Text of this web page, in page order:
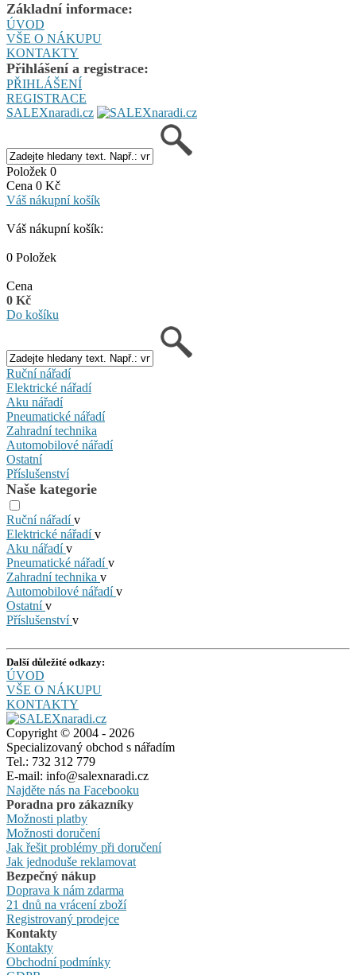
Základní informace:
ÚVOD
VŠE O NÁKUPU
KONTAKTY
Přihlášení a registrace:
PŘIHLÁŠENÍ
REGISTRACE
SALEXnaradi.cz
Položek 0
Cena 0 Kč
Váš nákupní košík
Váš nákupní košík:
0 Položek
Cena
0 Kč
Do košíku
Ruční nářadí
Elektrické nářadí
Aku nářadí
Pneumatické nářadí
Zahradní technika
Automobilové nářadí
Ostatní
Příslušenství
Naše kategorie
Ruční nářadív
Elektrické nářadív
Aku nářadív
Pneumatické nářadív
Zahradní technika v
Automobilové nářadív
Ostatnív
Příslušenstvív
Další důležité odkazy:
ÚVOD
VŠE O NÁKUPU
KONTAKTY
Copyright © 2004 - 2026
Specializovaný obchod s nářadím
Tel.: 732 312 779
E-mail: info@salexnaradi.cz
Najděte nás na Facebooku
Poradna pro zákazníky
Možnosti platby
Možnosti doručení
Jak řešit problémy při doručení
Jak jednoduše reklamovat
Bezpečný nákup
Doprava k nám zdarma
21 dnů na vrácení zboží
Registrovaný prodejce
Kontakty
Kontakty
Obchodní podmínky